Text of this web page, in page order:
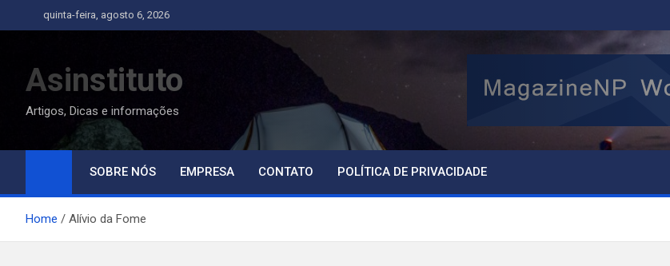
to
quinta-feira, agosto 6, 2026
Asinstituto
Artigos, Dicas e informações
SOBRE NÓS EMPRESA CONTATO POLÍTICA DE PRIVACIDADE
Home Alívio da Fome